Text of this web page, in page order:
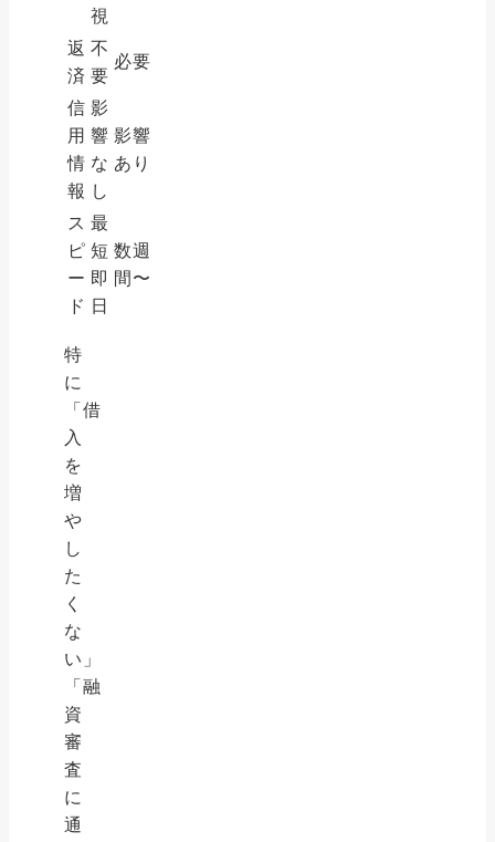
視
返
済
不
要
必要
信
用
情
報
影
響
な
し
影響
あり
ス
ピ
ー
ド
最
短
即
日
数週
間〜
特
に
「借
入
を
増
や
し
た
く
な
い」
「融
資
審
査
に
通